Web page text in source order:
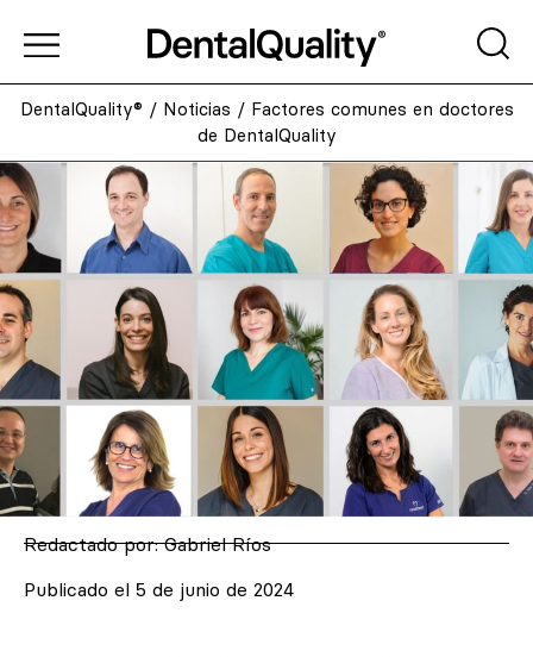
DentalQuality® / Noticias / Factores comunes en doctores
de DentalQuality
Redactado por:Gabriel Ríos
Publicado el 5 de junio de 2024